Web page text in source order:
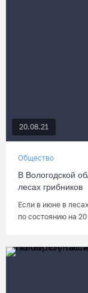
20.08.21
Общество
В Вологодской
лесах грибников
Если в июне в
по состоянию на